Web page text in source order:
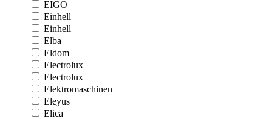
EIGO
Einhell
Einhell
Elba
Eldom
Electrolux
Electrolux
Elektromaschinen
Eleyus
Elica